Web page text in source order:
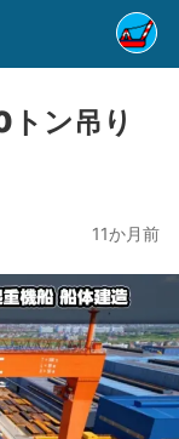
ン吊り
11か月前